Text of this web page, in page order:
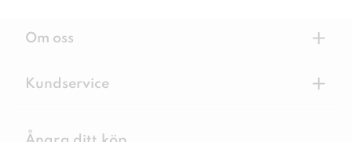
Om oss +
Kundservice +